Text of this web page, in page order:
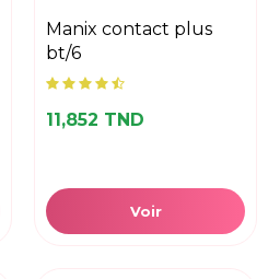
manix contact plus
bt/6
11,852 TND
Voir